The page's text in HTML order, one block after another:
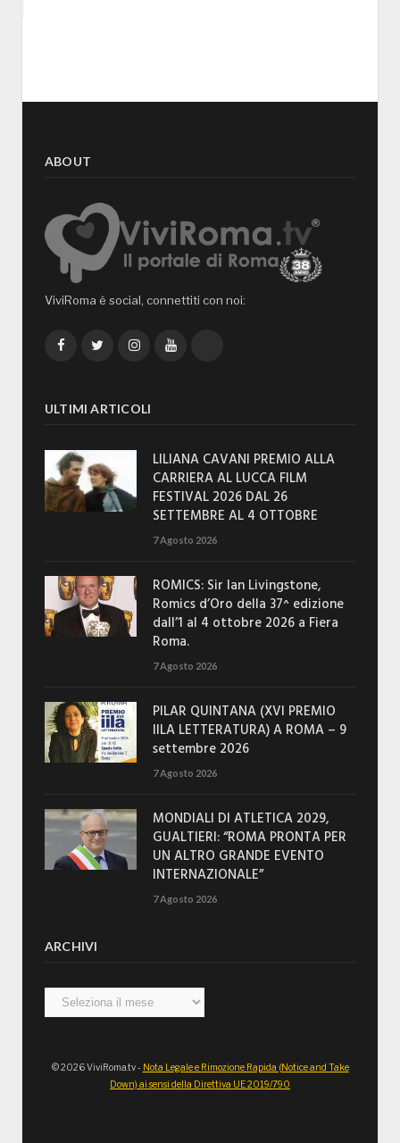
ABOUT
ViviRoma è social, connettiti con noi:
FacebookTwitterInstagramYouTube
ULTIMI ARTICOLI
LILIANA CAVANI PREMIO ALLA
CARRIERA AL LUCCA FILM
FESTIVAL 2026 DAL 26
SETTEMBRE AL 4 OTTOBRE
7 Agosto 2026
ROMICS: Sir Ian Livingstone,
Romics d’Oro della 37^ edizione
dall’1 al 4 ottobre 2026 a Fiera
Roma.
7 Agosto 2026
PILAR QUINTANA (XVI PREMIO
IILA LETTERATURA) A ROMA – 9
settembre 2026
7 Agosto 2026
MONDIALI DI ATLETICA 2029,
GUALTIERI: “ROMA PRONTA PER
UN ALTRO GRANDE EVENTO
INTERNAZIONALE”
7 Agosto 2026
ARCHIVI
Archivi
© 2026 ViviRoma.tv - Nota Legale e Rimozione Rapida (Notice and Take
Down) ai sensi della Direttiva UE 2019/790